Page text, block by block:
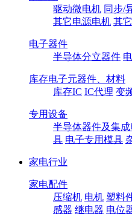
驱动微电机 同步/
其它电源电机 其
电子器件
半导体分立器件
库存电子元器件、材料
库存IC IC代理 变
专用设备
半导体器件及集
具 电子专用模具
家电行业
家电配件
压缩机 电机 塑料
感器 继电器 电位